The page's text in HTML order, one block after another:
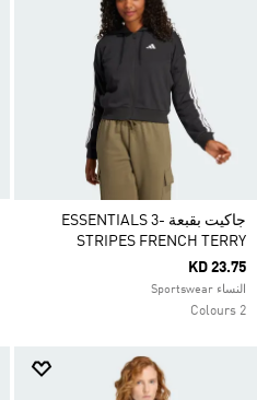
جاكيت بقبعة ESSENTIALS 3-
STRIPES FRENCH TERRY
KD 23.75
النساء Sportswear
2 Colours